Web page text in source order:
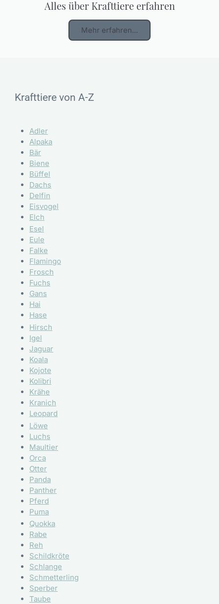
Alles über Krafttiere erfahren
Mehr erfahren...
Krafttiere von A-Z
Adler
Alpaka
Bär
Biene
Büffel
Dachs
Delfin
Eisvogel
Elch
Esel
Eule
Falke
Flamingo
Frosch
Fuchs
Gans
Hai
Hase
Hirsch
Igel
Jaguar
Koala
Kojote
Kolibri
Krähe
Kranich
Leopard
Löwe
Luchs
Maultier
Orca
Otter
Panda
Panther
Pferd
Puma
Quokka
Rabe
Reh
Schildkröte
Schlange
Schmetterling
Sperber
Taube